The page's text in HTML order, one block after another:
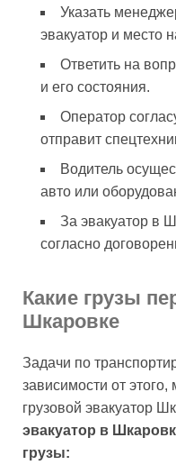
Указать
эвакуатор и место
Ответить на
и его состояния.
Оператор
отправит
Водитель
авто или
За эвакуатор в
согласно
Какие грузы
Шкаровке
Задачи по
зависимости от
грузовой эвакуатор
эвакуатор в
грузы: